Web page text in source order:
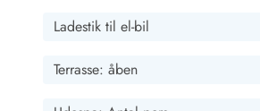
Ladestik til el-bil
Terrasse: åben